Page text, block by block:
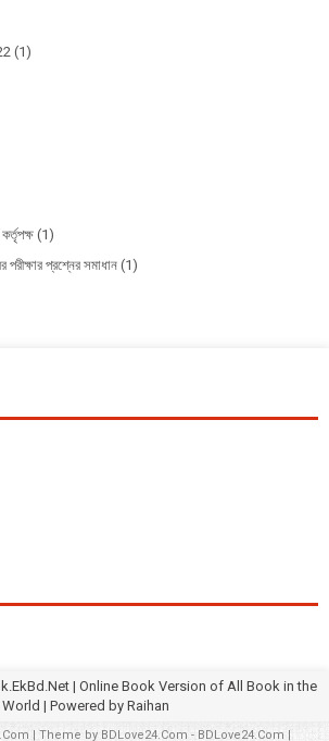
(1)
(1)
পরীক্ষার প্রশ্নের সমাধান (1)
| Online Book Version of All Book in the
World | Powered by Raihan
| Theme by BDLove24.Com - BDLove24.Com |